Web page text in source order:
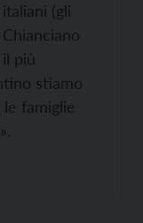
(gli
più
stiamo
famiglie